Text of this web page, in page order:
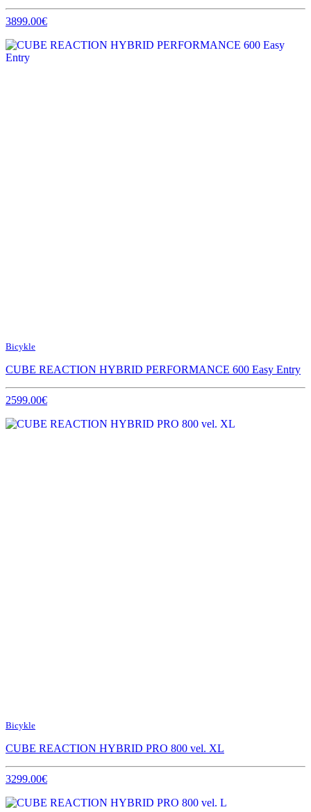
3899.00€
Bicykle
CUBE REACTION HYBRID PERFORMANCE 600 Easy Entry
2599.00€
Bicykle
CUBE REACTION HYBRID PRO 800 vel. XL
3299.00€